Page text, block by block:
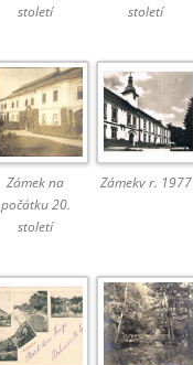
století
století
Zámek na
počátku 20.
století
Zámekv r. 1977